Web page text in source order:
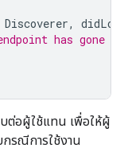
Discoverer,
has gone
ต่อผู้ใช้แทน เพื่อให้ผู้
รณีการใช้งาน